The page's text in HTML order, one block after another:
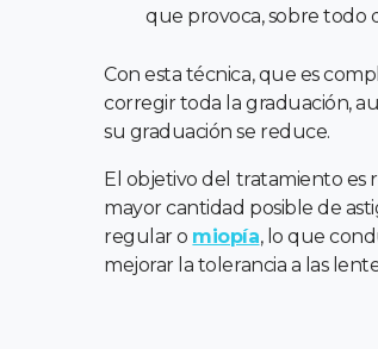
que provoca, sobre todo
Con esta técnica, que es
corregir toda la graduación,
su graduación se reduce.
El objetivo del tratamiento es
mayor cantidad posible de
regular o miopía, lo que
mejorar la tolerancia a las